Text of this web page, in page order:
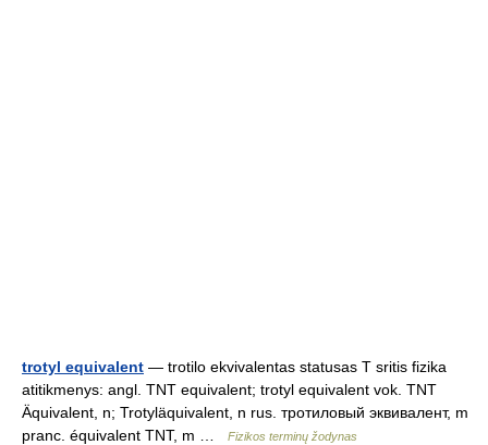
trotyl equivalent — trotilo ekvivalentas statusas T sritis fizika
atitikmenys: angl. TNT equivalent; trotyl equivalent vok. TNT
Äquivalent, n; Trotyläquivalent, n rus. тротиловый эквивалент, m
pranc. équivalent TNT, m …
Fizikos terminų žodynas